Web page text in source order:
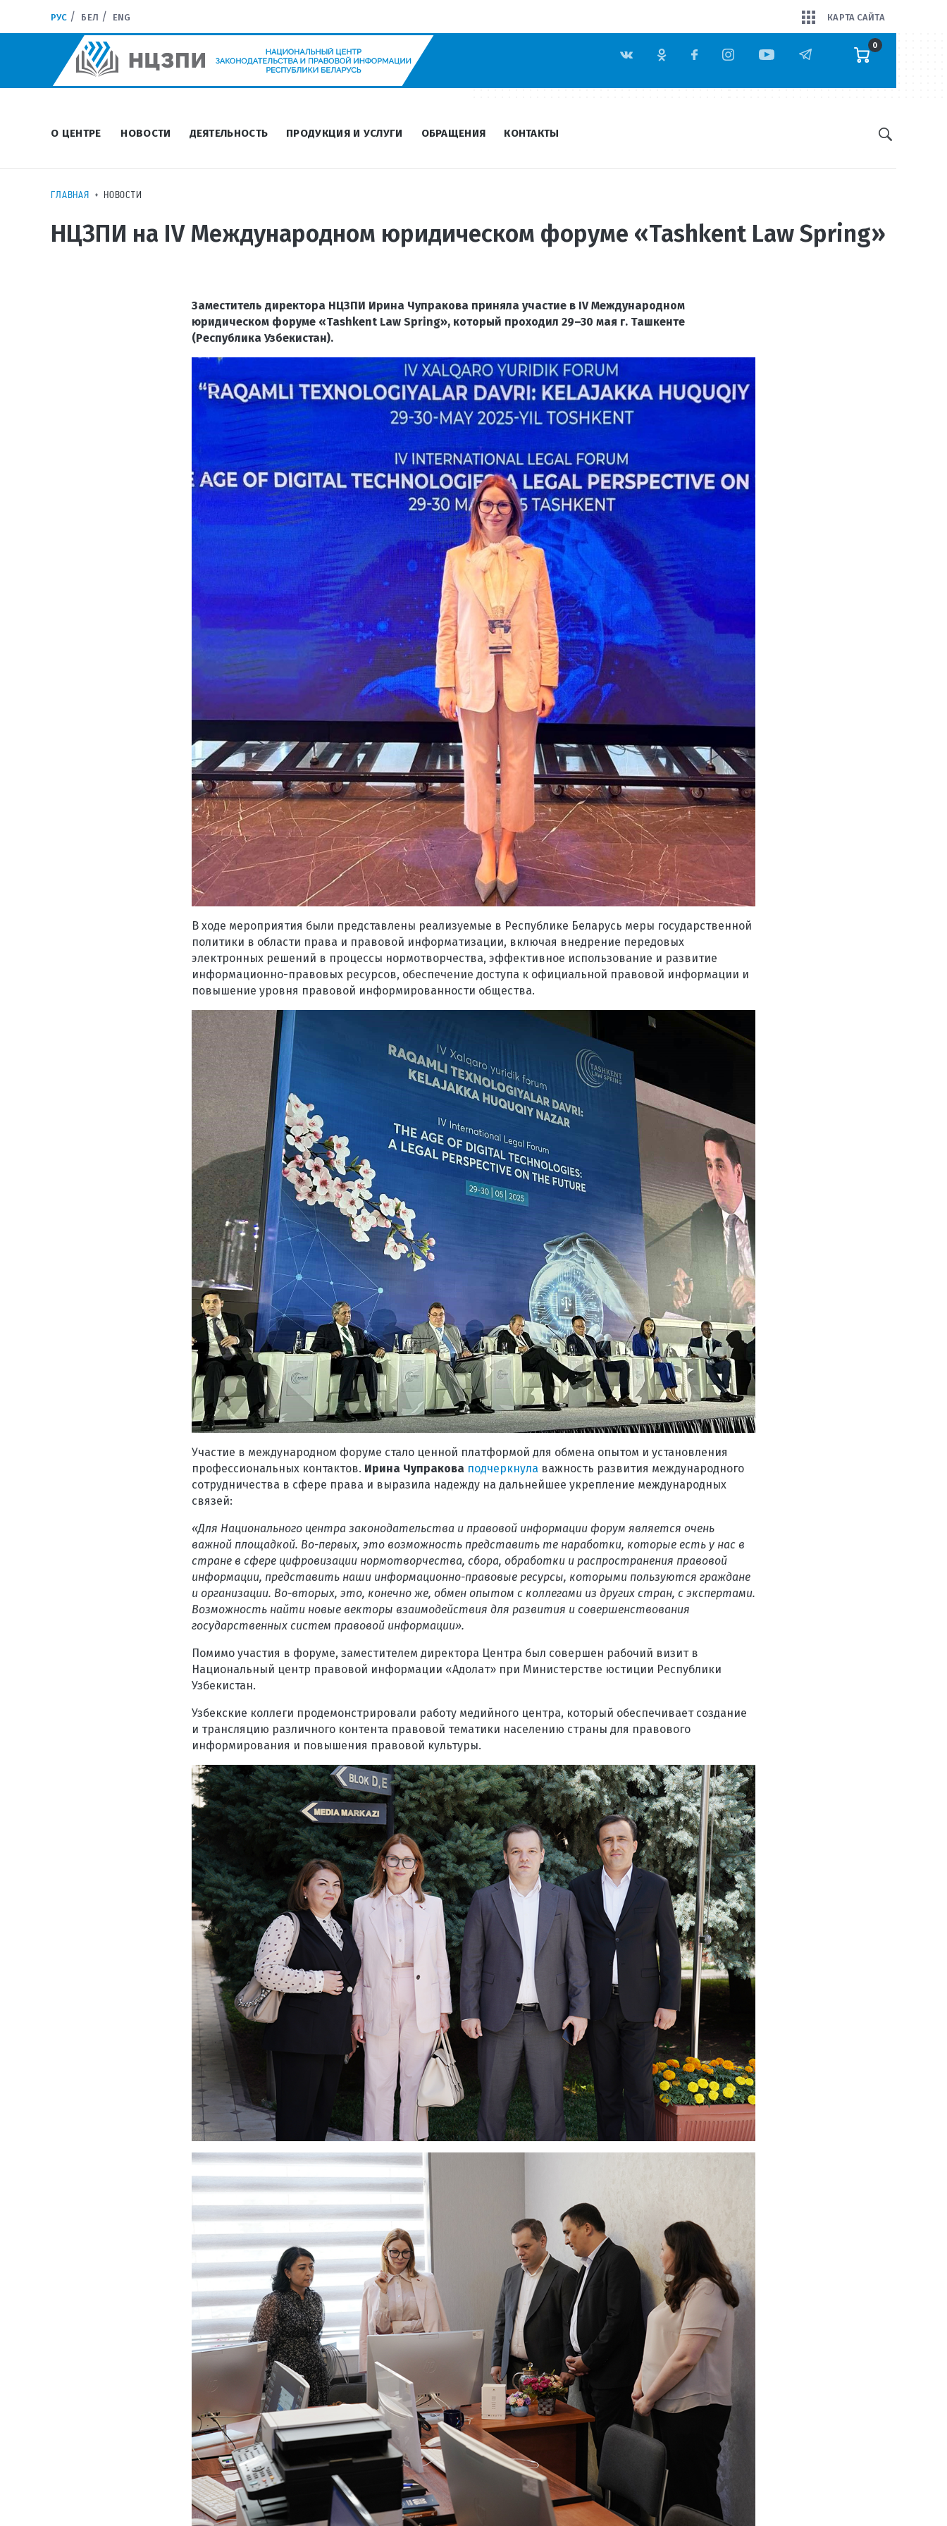
РУС БЕЛ ENG КАРТА САЙТА
0
О ЦЕНТРЕ НОВОСТИ ДЕЯТЕЛЬНОСТЬ ПРОДУКЦИЯ И УСЛУГИ ОБРАЩЕНИЯ КОНТАКТЫ
ГЛАВНАЯ НОВОСТИ
НЦЗПИ на IV Международном юридическом форуме «Tashkent Law Spring»
Заместитель директора НЦЗПИ Ирина Чупракова приняла участие в IV Международном
юридическом форуме «Tashkent Law Spring», который проходил 29–30 мая г. Ташкенте
(Республика Узбекистан).
В ходе мероприятия были представлены реализуемые в Республике Беларусь меры государственной
политики в области права и правовой информатизации, включая внедрение передовых
электронных решений в процессы нормотворчества, эффективное использование и развитие
информационно-правовых ресурсов, обеспечение доступа к официальной правовой информации и
повышение уровня правовой информированности общества.
Участие в международном форуме стало ценной платформой для обмена опытом и установления
профессиональных контактов. Ирина Чупракова подчеркнула важность развития международного
сотрудничества в сфере права и выразила надежду на дальнейшее укрепление международных
связей:
«Для Национального центра законодательства и правовой информации форум является очень
важной площадкой. Во-первых, это возможность представить те наработки, которые есть у нас в
стране в сфере цифровизации нормотворчества, сбора, обработки и распространения правовой
информации, представить наши информационно-правовые ресурсы, которыми пользуются граждане
и организации. Во-вторых, это, конечно же, обмен опытом с коллегами из других стран, с экспертами.
Возможность найти новые векторы взаимодействия для развития и совершенствования
государственных систем правовой информации».
Помимо участия в форуме, заместителем директора Центра был совершен рабочий визит в
Национальный центр правовой информации «Адолат» при Министерстве юстиции Республики
Узбекистан.
Узбекские коллеги продемонстрировали работу медийного центра, который обеспечивает создание
и трансляцию различного контента правовой тематики населению страны для правового
информирования и повышения правовой культуры.